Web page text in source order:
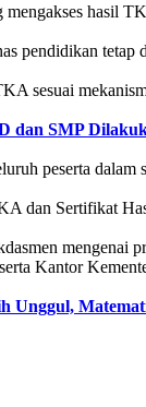
hasil
pendidikan
sesuai
dan SMP
peserta dalam
dan Sertifikat
Kantor
Unggul,